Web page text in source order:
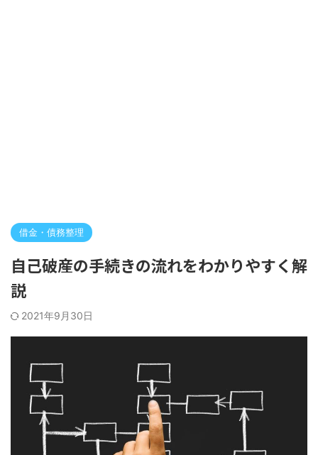
借金・債務整理
自己破産の手続きの流れをわかりやすく解
説
2021年9月30日